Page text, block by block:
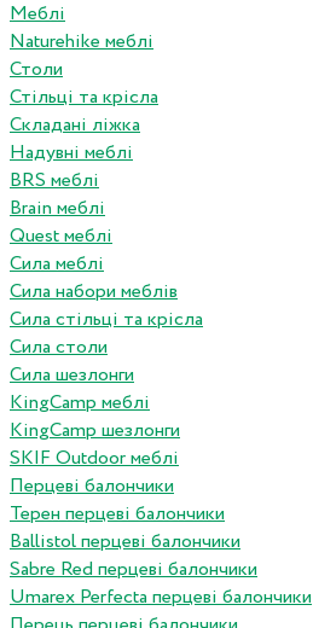
Меблі
Naturehike меблі
Столи
Стільці та крісла
Складані ліжка
Надувні меблі
BRS меблі
Brain меблі
Quest меблі
Сила меблі
Сила набори меблів
Сила стільці та крісла
Сила столи
Сила шезлонги
KingCamp меблі
KingCamp шезлонги
SKIF Outdoor меблі
Перцеві балончики
Терен перцеві балончики
Ballistol перцеві балончики
Sabre Red перцеві балончики
Umarex Perfecta перцеві балончики